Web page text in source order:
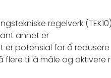
regelverk
annet er
er potensial for å redusere
flere til å måle og